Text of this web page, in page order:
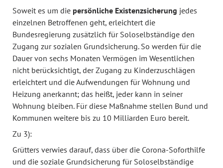
Soweit es um die persönliche Existenzsicherung jedes
einzelnen Betroffenen geht, erleichtert die
Bundesregierung zusätzlich für Soloselbständige den
Zugang zur sozialen Grundsicherung. So werden für die
Dauer von sechs Monaten Vermögen im Wesentlichen
nicht berücksichtigt, der Zugang zu Kinderzuschlägen
erleichtert und die Aufwendungen für Wohnung und
Heizung anerkannt; das heißt, jeder kann in seiner
Wohnung bleiben. Für diese Maßnahme stellen Bund und
Kommunen weitere bis zu 10 Milliarden Euro bereit.
Zu 3):
Grütters verwies darauf, dass über die Corona-Soforthilfe
und die soziale Grundsicherung für Soloselbständige